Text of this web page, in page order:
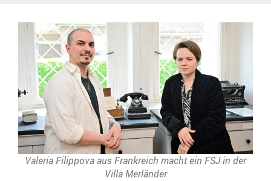
Valeria Filippova aus Frankreich macht ein FSJ in der
Villa Merländer